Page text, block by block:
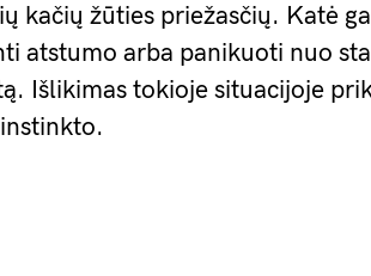
kačių žūties priežasčių. Katė
atstumo arba panikuoti nuo
Išlikimas tokioje situacijoje